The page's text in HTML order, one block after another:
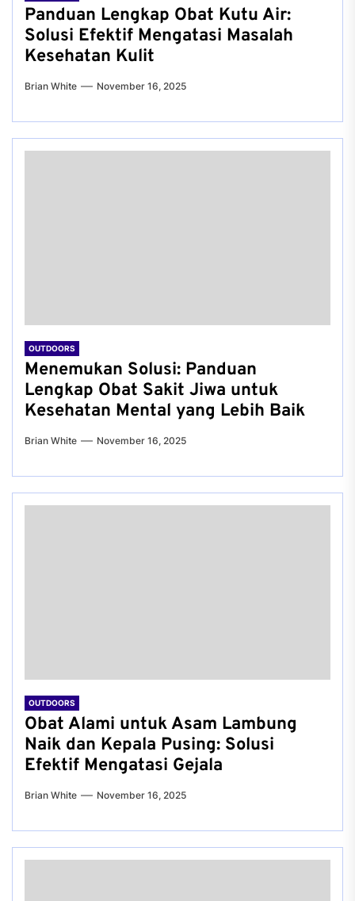
Panduan Lengkap Obat Kutu Air:
Solusi Efektif Mengatasi Masalah
Kesehatan Kulit
Brian White November 16, 2025
OUTDOORS
Menemukan Solusi: Panduan
Lengkap Obat Sakit Jiwa untuk
Kesehatan Mental yang Lebih Baik
Brian White November 16, 2025
OUTDOORS
Obat Alami untuk Asam Lambung
Naik dan Kepala Pusing: Solusi
Efektif Mengatasi Gejala
Brian White November 16, 2025